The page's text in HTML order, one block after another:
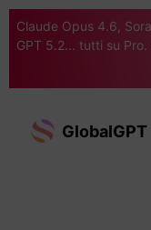
Claude Opus 4.6,
GPT 5.2... tutti su Pro.
GlobalGPT